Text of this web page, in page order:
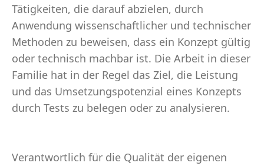
Tätigkeiten, die darauf abzielen, durch
Anwendung wissenschaftlicher und technischer
Methoden zu beweisen, dass ein Konzept gültig
oder technisch machbar ist. Die Arbeit in dieser
Familie hat in der Regel das Ziel, die Leistung
und das Umsetzungspotenzial eines Konzepts
durch Tests zu belegen oder zu analysieren.
Verantwortlich für die Qualität der eigenen